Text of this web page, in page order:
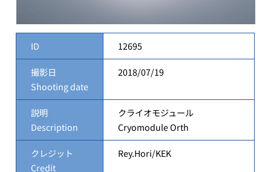
ID 12695
撮影日
Shooting date
2018/07/19
説明
Description
クライオモジュール
Cryomodule Orth
クレジット
Credit
Rey.Hori/KEK